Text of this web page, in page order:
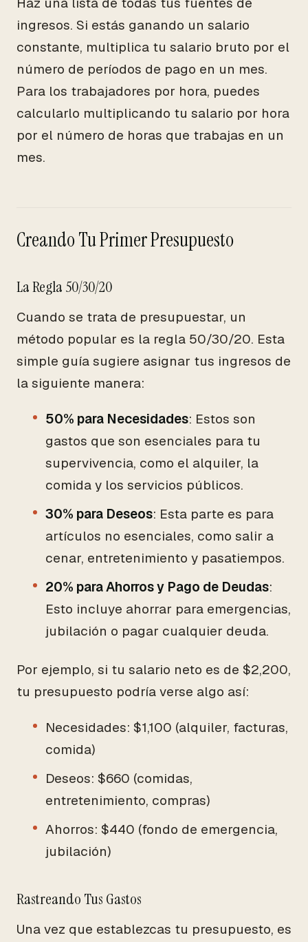
ingresos. Si estás ganando un salario
constante, multiplica tu salario bruto por el
número de períodos de pago en un mes.
Para los trabajadores por hora, puedes
calcularlo multiplicando tu salario por hora
por el número de horas que trabajas en un
mes.
Creando Tu Primer Presupuesto
La Regla 50/30/20
Cuando se trata de presupuestar, un
método popular es la regla 50/30/20. Esta
simple guía sugiere asignar tus ingresos de
la siguiente manera:
50% para Necesidades: Estos son
gastos que son esenciales para tu
supervivencia, como el alquiler, la
comida y los servicios públicos.
30% para Deseos: Esta parte es para
artículos no esenciales, como salir a
cenar, entretenimiento y pasatiempos.
20% para Ahorros y Pago de Deudas:
Esto incluye ahorrar para emergencias,
jubilación o pagar cualquier deuda.
Por ejemplo, si tu salario neto es de $2,200,
tu presupuesto podría verse algo así:
Necesidades: $1,100 (alquiler, facturas,
comida)
Deseos: $660 (comidas,
entretenimiento, compras)
Ahorros: $440 (fondo de emergencia,
jubilación)
Rastreando Tus Gastos
Una vez que establezcas tu presupuesto, es